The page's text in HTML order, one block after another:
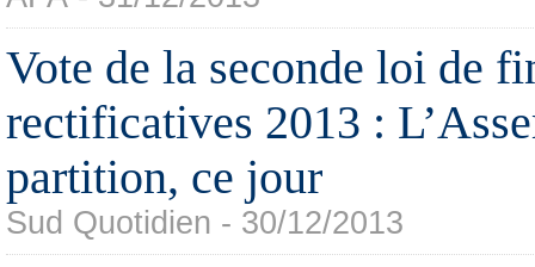
Vote de la seconde loi de
rectificatives 2013 :
partition, ce jour
Sud Quotidien - 30/12/2013